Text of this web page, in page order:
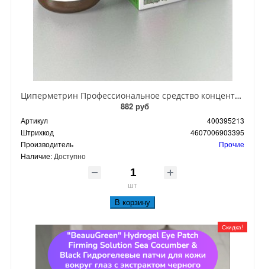
Циперметрин Профессиональное средство концентрат эмульсии 25% для уничтожения тараканов, мух,комаров, блох, клопов, муравьев, ос 50 мл
882 руб
Артикул
400395213
Штрихкод
4607006903395
Производитель
Прочие
Наличие: Доступно
шт
В корзину
Скидка!